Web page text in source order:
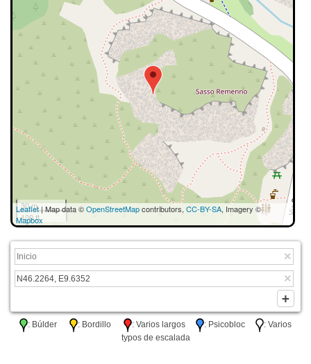
30 m
100 ft
Leaflet| Map data ©OpenStreetMapcontributors, CC-BY-SA, Imagery ©
Mapbox
: Búlder : Bordillo : Varios largos : Psicobloc
: Varios
typos de escalada